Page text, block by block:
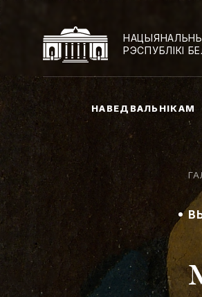
РЭСПУБЛІКІ
НАВЕДВАЛЬНІКАМ